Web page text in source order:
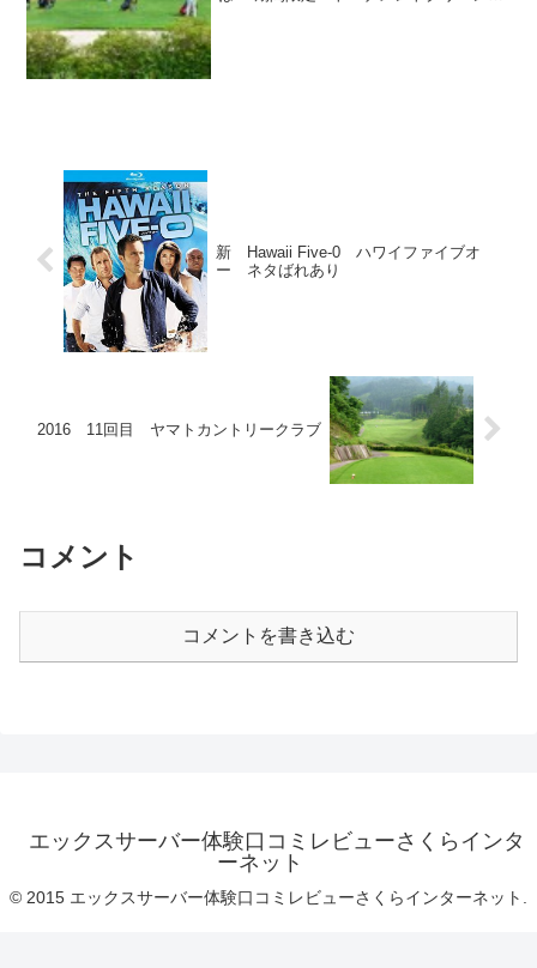
新 Hawaii Five-0 ハワイファイブオ
ー ネタばれあり
2016 11回目 ヤマトカントリークラブ
コメント
コメントを書き込む
エックスサーバー体験口コミレビューさくらインタ
ーネット
© 2015 エックスサーバー体験口コミレビューさくらインターネット.